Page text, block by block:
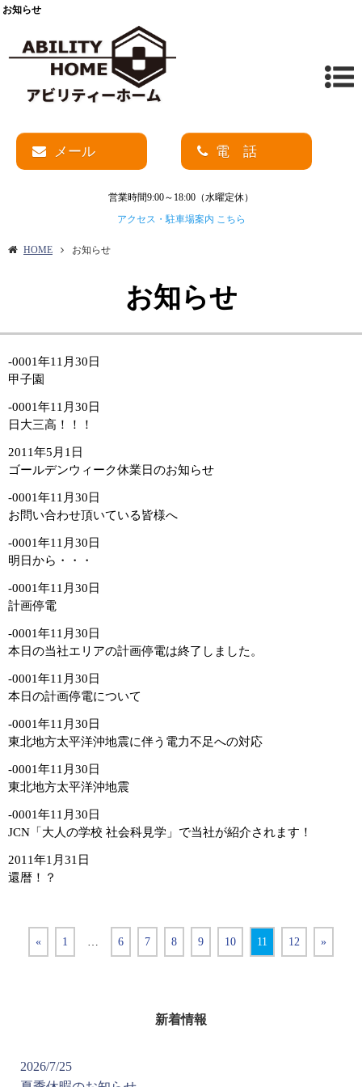
お知らせ
メール 電 話
営業時間9:00～18:00（水曜定休）
アクセス・駐車場案内 こちら
HOME お知らせ
お知らせ
-0001年11月30日
甲子園
-0001年11月30日
日大三高！！！
2011年5月1日
ゴールデンウィーク休業日のお知らせ
-0001年11月30日
お問い合わせ頂いている皆様へ
-0001年11月30日
明日から・・・
-0001年11月30日
計画停電
-0001年11月30日
本日の当社エリアの計画停電は終了しました。
-0001年11月30日
本日の計画停電について
-0001年11月30日
東北地方太平洋沖地震に伴う電力不足への対応
-0001年11月30日
東北地方太平洋沖地震
-0001年11月30日
JCN「大人の学校 社会科見学」で当社が紹介されます！
2011年1月31日
還暦！？
« 1 6 7 8 9 10 11 12 »
新着情報
2026/7/25